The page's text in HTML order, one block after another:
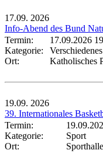
17.09. 2026
Info-Abend des Bund
Termin:
17.09.2026
Kategorie:
Verschiedenes
Ort:
Katholisches
19.09. 2026
39. Internationales
Termin:
Kategorie:
Sport
Ort: